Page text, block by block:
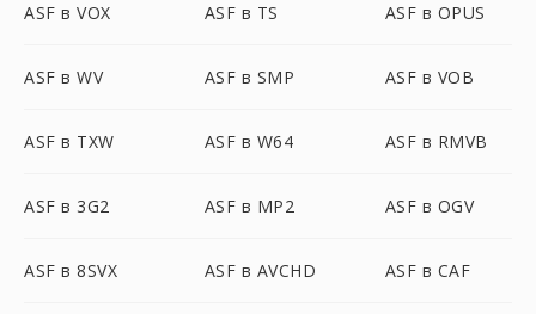
ASF в VOX ASF в TS ASF в OPUS
ASF в WV ASF в SMP ASF в VOB
ASF в TXW ASF в W64 ASF в RMVB
ASF в 3G2 ASF в MP2 ASF в OGV
ASF в 8SVX ASF в AVCHD ASF в CAF